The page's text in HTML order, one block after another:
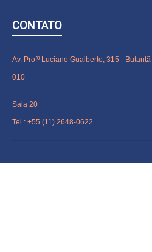
CONTATO
Av. Profº Luciano Gualberto, 315 -
010
Sala 20
Tel.: +55 (11) 2648-0622